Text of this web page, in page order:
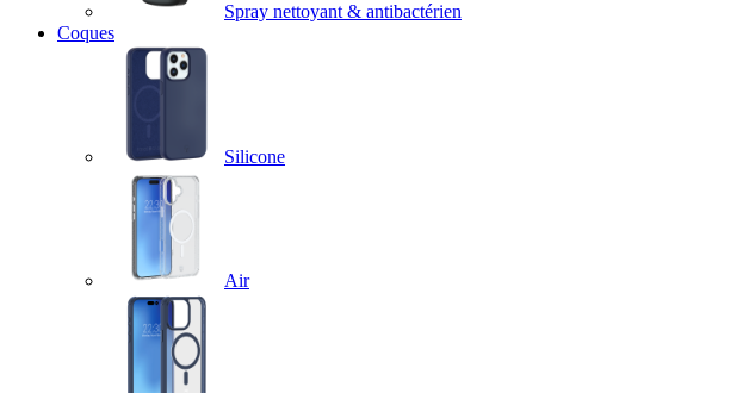
Spray nettoyant & antibactérien
Coques
Silicone
Air